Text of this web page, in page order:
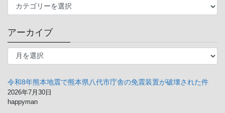
テ
リ
ー
アーカイブ
ア
イ
ブ
令和8年熊本地震で熊本県八代市庁舎の免震装置が破壊された件
2026年7月30日
happyman